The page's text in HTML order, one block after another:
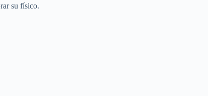
su físico.